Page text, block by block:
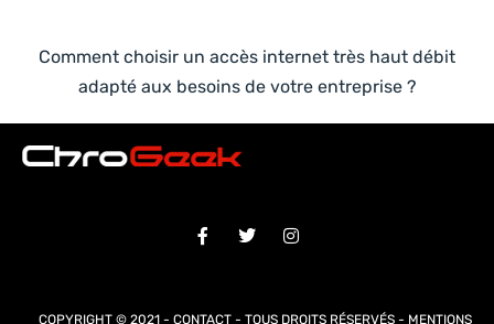
Comment choisir un accès internet très haut débit
adapté aux besoins de votre entreprise ?
COPYRIGHT © 2021 - CONTACT - TOUS DROITS RÉSERVÉS - MENTIONS